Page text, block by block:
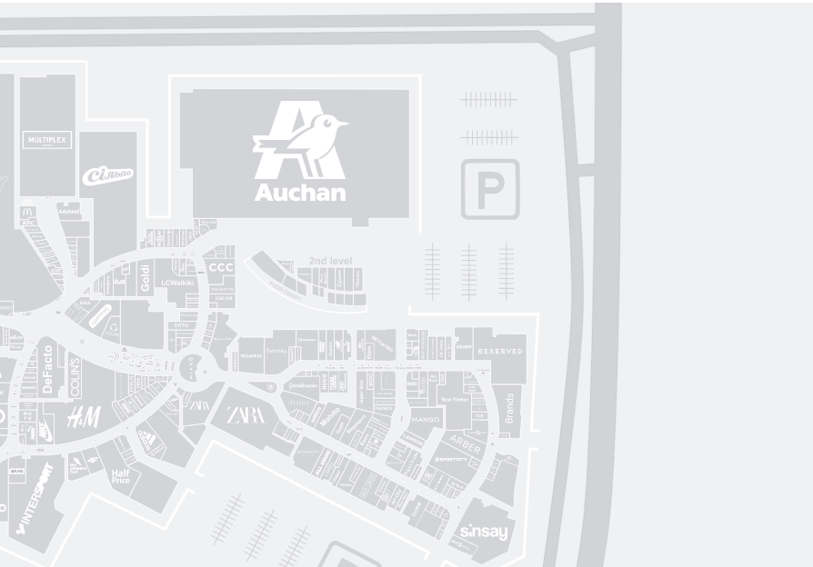
Art City
Rikky Hype
Guide
Guess
Super Step
Yarmich
MD Fashion
OUI
Авіація Галичини
Sкріпка
Lefard
Intimissimi UOMO
Blisk
Gorgany
Gorenje
Proзріння
Mariani Italy
OSCAR
Sushi Nice
Nolvit
Moroon
Trend collection
Ochnik